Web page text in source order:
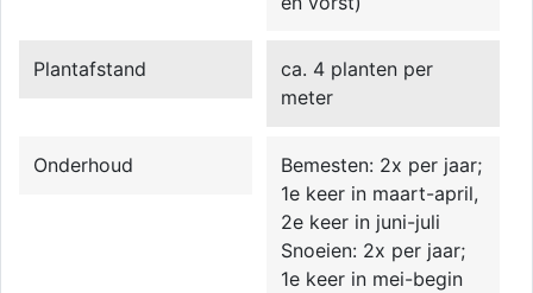
Plantafstand
ca. 4 planten per
meter
Onderhoud
Bemesten: 2x per jaar;
1e keer in maart-april,
2e keer in juni-juli
Snoeien: 2x per jaar;
1e keer in mei-begin